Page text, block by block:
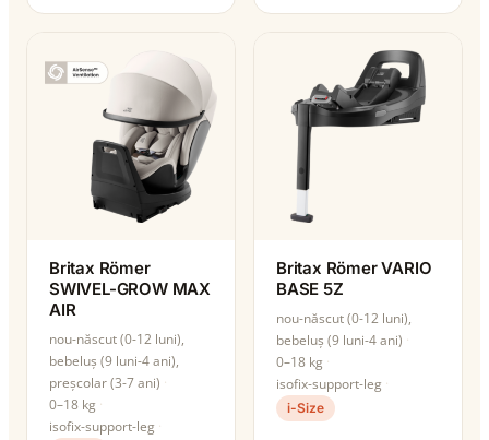
Britax Römer
SWIVEL-GROW MAX
AIR
nou-născut (0-12 luni),
bebeluș (9 luni-4 ani),
preșcolar (3-7 ani)
0–18 kg
isofix-support-leg
Britax Römer VARIO
BASE 5Z
nou-născut (0-12 luni),
bebeluș (9 luni-4 ani)
0–18 kg
isofix-support-leg
i-Size